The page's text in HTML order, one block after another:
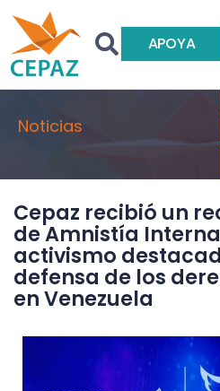
APOYA
Noticias
Cepaz recibió un
de Amnistía
activismo
defensa de los
en Venezuela